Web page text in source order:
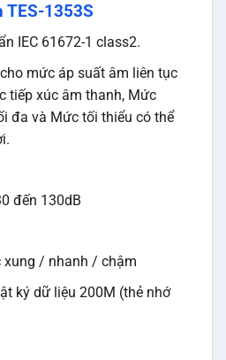
TES-1353S
IEC 61672-1 class2.
mức áp suất âm liên tục
tiếp xúc âm thanh, Mức
đa và Mức tối thiểu có thể
đến 130dB
/ nhanh / chậm
ký dữ liệu 200M (thẻ nhớ